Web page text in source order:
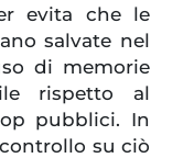
evita che le
salvate nel
di memorie
rispetto al
pubblici. In
su ciò